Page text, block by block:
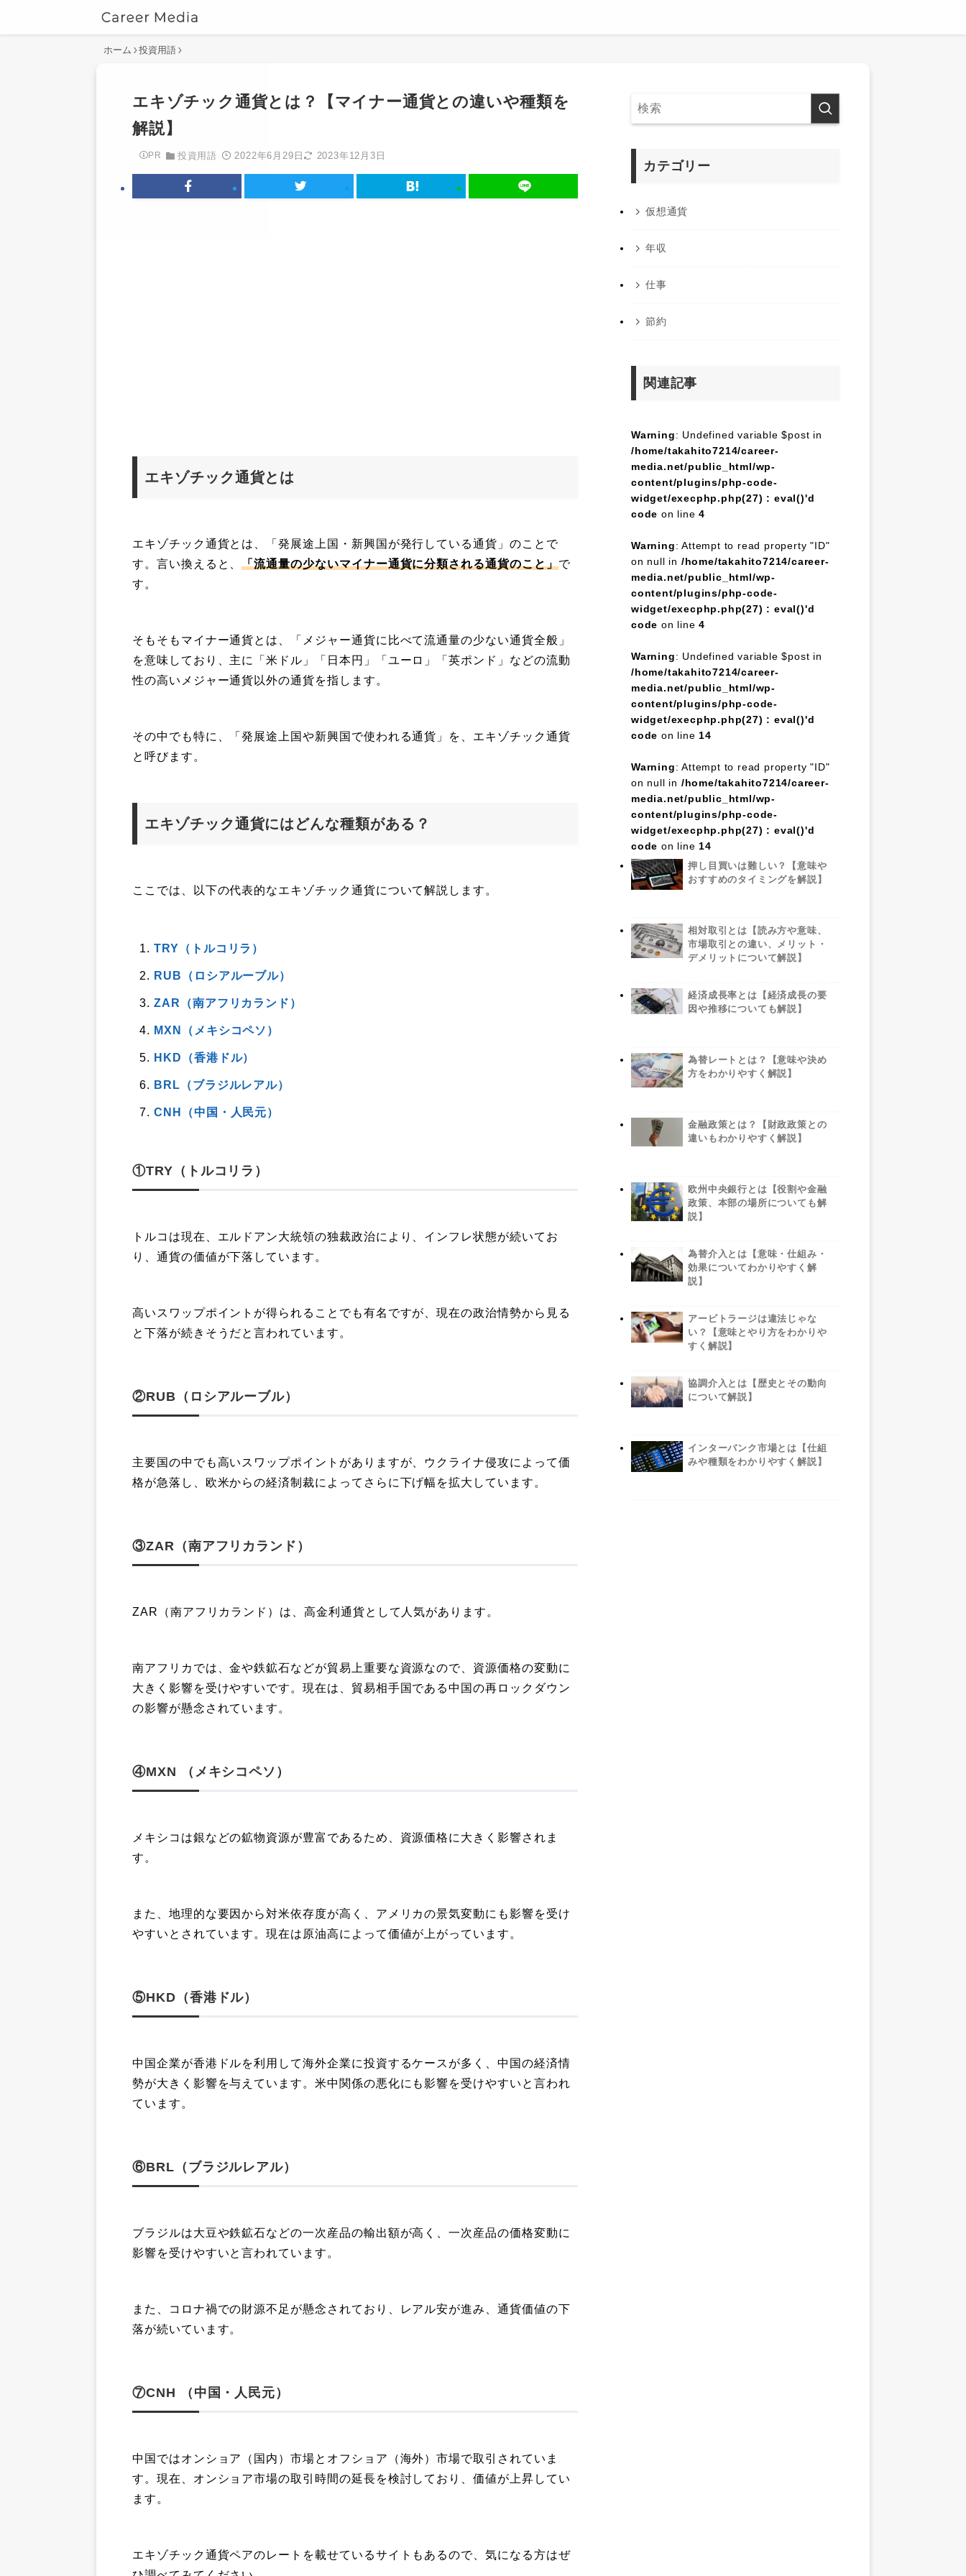
ホーム 投資用語
エキゾチック通貨とは？【マイナー通貨との違いや種類を
解説】
PR 投資用語 2022年6月29日 2023年12月3日
エキゾチック通貨とは
エキゾチック通貨とは、「発展途上国・新興国が発行している通貨」のことで
す。言い換えると、「流通量の少ないマイナー通貨に分類される通貨のこと」で
す。
そもそもマイナー通貨とは、「メジャー通貨に比べて流通量の少ない通貨全般」
を意味しており、主に「米ドル」「日本円」「ユーロ」「英ポンド」などの流動
性の高いメジャー通貨以外の通貨を指します。
その中でも特に、「発展途上国や新興国で使われる通貨」を、エキゾチック通貨
と呼びます。
エキゾチック通貨にはどんな種類がある？
ここでは、以下の代表的なエキゾチック通貨について解説します。
TRY（トルコリラ）
RUB（ロシアルーブル）
ZAR（南アフリカランド）
MXN（メキシコペソ）
HKD（香港ドル）
BRL（ブラジルレアル）
CNH（中国・人民元）
①TRY（トルコリラ）
トルコは現在、エルドアン大統領の独裁政治により、インフレ状態が続いてお
り、通貨の価値が下落しています。
高いスワップポイントが得られることでも有名ですが、現在の政治情勢から見る
と下落が続きそうだと言われています。
②RUB（ロシアルーブル）
主要国の中でも高いスワップポイントがありますが、ウクライナ侵攻によって価
格が急落し、欧米からの経済制裁によってさらに下げ幅を拡大しています。
③ZAR（南アフリカランド）
ZAR（南アフリカランド）は、高金利通貨として人気があります。
南アフリカでは、金や鉄鉱石などが貿易上重要な資源なので、資源価格の変動に
大きく影響を受けやすいです。現在は、貿易相手国である中国の再ロックダウン
の影響が懸念されています。
④MXN （メキシコペソ）
メキシコは銀などの鉱物資源が豊富であるため、資源価格に大きく影響されま
す。
また、地理的な要因から対米依存度が高く、アメリカの景気変動にも影響を受け
やすいとされています。現在は原油高によって価値が上がっています。
⑤HKD（香港ドル）
中国企業が香港ドルを利用して海外企業に投資するケースが多く、中国の経済情
勢が大きく影響を与えています。米中関係の悪化にも影響を受けやすいと言われ
ています。
⑥BRL（ブラジルレアル）
ブラジルは大豆や鉄鉱石などの一次産品の輸出額が高く、一次産品の価格変動に
影響を受けやすいと言われています。
また、コロナ禍での財源不足が懸念されており、レアル安が進み、通貨価値の下
落が続いています。
⑦CNH （中国・人民元）
中国ではオンショア（国内）市場とオフショア（海外）市場で取引されていま
す。現在、オンショア市場の取引時間の延長を検討しており、価値が上昇してい
ます。
エキゾチック通貨ペアのレートを載せているサイトもあるので、気になる方はぜ
カテゴリー
仮想通貨
年収
仕事
節約
関連記事
Warning: Undefined variable $post in
/home/takahito7214/career-
media.net/public_html/wp-
content/plugins/php-code-
widget/execphp.php(27) : eval()'d
code on line4
Warning: Attempt to read property "ID"
on null in /home/takahito7214/career-
media.net/public_html/wp-
content/plugins/php-code-
widget/execphp.php(27) : eval()'d
code on line4
Warning: Undefined variable $post in
/home/takahito7214/career-
media.net/public_html/wp-
content/plugins/php-code-
widget/execphp.php(27) : eval()'d
code on line 14
Warning: Attempt to read property "ID"
on null in /home/takahito7214/career-
media.net/public_html/wp-
content/plugins/php-code-
widget/execphp.php(27) : eval()'d
code on line 14
押し目買いは難しい？【意味や
おすすめのタイミングを解説】
相対取引とは【読み方や意味、
市場取引との違い、メリット・
デメリットについて解説】
経済成長率とは【経済成長の要
因や推移についても解説】
為替レートとは？【意味や決め
方をわかりやすく解説】
金融政策とは？【財政政策との
違いもわかりやすく解説】
欧州中央銀行とは【役割や金融
政策、本部の場所についても解
説】
為替介入とは【意味・仕組み・
効果についてわかりやすく解
説】
アービトラージは違法じゃな
い？【意味とやり方をわかりや
すく解説】
協調介入とは【歴史とその動向
について解説】
インターバンク市場とは【仕組
みや種類をわかりやすく解説】